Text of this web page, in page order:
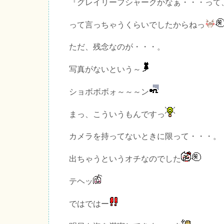
『グレイリーフシャークかなぁ・・・って
って言っちゃうくらいでしたからねっ
ただ、残念なのが・・・。
写真がないという～
ショボボボォ～～～ン
まっ、こういうもんですっ
カメラを持ってないときに限って・・・。
出ちゃうというオチなのでした
テヘッ
ではではー